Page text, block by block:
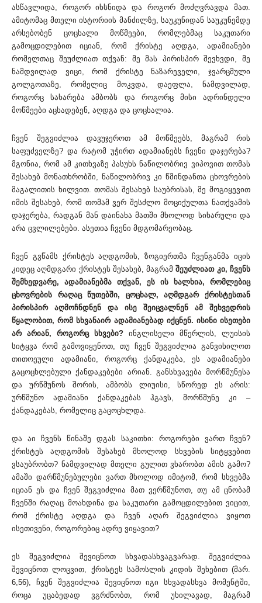
ასწავლიდა, როგორ იხსნიდა და როგორ მოძღვრავდა მათ.
ამიტომაც მთელი ისტორიის მანძილზე, საუკუნიდან საუკუნემდე
არსებობენ ცოცხალი მოწმეები, რომლებმაც საკუთარი
გამოცდილებით იციან, რომ ქრისტე აღდგა, ადამიანები
რომელთაც შეუძლიათ თქვან: მე მას პირისპირ შევხვდი, მე
ნამდვილად ვიცი, რომ ქრისტე ნაზარეველი, ჯვარცმული
გოლგოთაზე, რომელიც მოკვდა, დაეფლა, ნამდვილად,
როგორც სახარება ამბობს და როგორც მისი ადრინდელი
მოწმეები აცხადებენ, აღდგა და ცოცხალია.
ჩვენ შეგვიძლია დავუჯეროთ ამ მოწმეებს, მაგრამ რის
საფუძველზე? და რატომ უჭირთ ადამიანებს ჩვენი დაჯერება?
მგონია, რომ ამ კითხვაზე პასუხს ნაწილობრივ ვიპოვით თომას
შესახებ მონათხრობში, ნაწილობრივ კი წმინდანთა ცხოვრების
მაგალითის ხილვით. თომას შესახებ საუბრისას, მე მოგიყევით
იმის შესახებ, რომ თომამ ვერ შესძლო მოციქულთა ნათქვამის
დაჯერება, რადგან მან დაინახა მათში მხოლოდ სიხარული და
არა ცვლილებები. ასეთია ჩვენი მდგომარეობაც.
ჩვენ გვწამს ქრისტეს აღდგომის, ზოგიერთმა ჩვენგანმა იცის
კიდეც აღმდგარი ქრისტეს შესახებ, მაგრამშეუძლიათ კი, ჩვენს
შემხედვარე, ადამიანებმა თქვან, ეს ის ხალხია, რომლებიც
ცხოვრების რაღაც წუთებში, ცოცხალ, აღმდგარ ქრისტესთან
პირისპირ აღმოჩნდნენ და ისე შეიცვალნენ ამ შეხვედრის
წყალობით, რომ სხვანაირ ადამიანებად იქცნენ. ისინი ისეთები
არ არიან, როგორც სხვები? ინგლისელი მწერლის, ლუისის
სიტყვა რომ გამოვიყენოთ, თუ ჩვენ შეგვიძლია განვიხილოთ
თითოეული ადამიანი, როგორც ქანდაკება, ეს ადამიანები
გაცოცხლებული ქანდაკებები არიან. განსხვავება მორწმუნესა
და ურწმუნოს შორის, ამბობს ლიუისი, სწორედ ეს არის:
ურწმუნო ადამიანი ქანდაკებას ჰგავს, მორწმუნე კი –
ქანდაკებას, რომელიც გაცოცხლდა.
და აი ჩვენს წინაშე დგას საკითხი: როგორები ვართ ჩვენ?
ქრისტეს აღდგომის შესახებ მხოლოდ სხვების სიტყვებით
ვსაუბრობთ? ნამდვილად მთელი გულით ვხარობთ ამის გამო?
ამაში დარწმუნებულები ვართ მხოლოდ იმიტომ, რომ სხვებმა
იციან ეს და ჩვენ შეგვიძლია მათ ვერწმუნოთ, თუ ამ ცნობამ
ჩვენში რაღაც მოახდინა და საკუთარი გამოცდილებით ვიცით,
რომ ქრისტე აღდგა და ჩვენ აღარ შეგვიძლია ვიყოთ
ისეთივენი, როგორებიც ადრე ვიყავით?
ეს შეგვიძლია შევიცნოთ სხვადასხვაგვარად. შეგვიძლია
შევიცნოთ ლოცვით, ქრისტეს სამოსლის კიდის შეხებით (მარ.
6,56), ჩვენ შეგვიძლია შევიცნოთ იგი სხვადასხვა მომენტში,
როცა უცაბედად ვგრძნობთ, რომ უხილავად, მაგრამ